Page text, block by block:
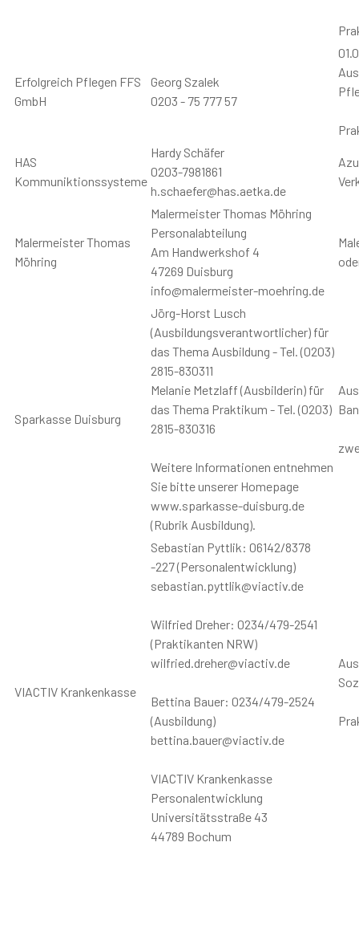
Erfolgreich Pflegen FFS
GmbH
Georg Szalek
0203 - 75 777 57
HAS
Kommuniktionssysteme
Hardy Schäfer
0203-7981861
h.schaefer@has.aetka.de
Malermeister Thomas
Möhring
Malermeister Thomas Möhring
Personalabteilung
Am Handwerkshof 4
47269 Duisburg
info@malermeister-moehring.de
Sparkasse Duisburg
Jörg-Horst Lusch
(Ausbildungsverantwortlicher) für
das Thema Ausbildung - Tel. (0203)
2815-830311
Melanie Metzlaff (Ausbilderin) für
das Thema Praktikum - Tel. (0203)
2815-830316
Weitere Informationen entnehmen
Sie bitte unserer Homepage
www.sparkasse-duisburg.de
(Rubrik Ausbildung).
VIACTIV Krankenkasse
Sebastian Pyttlik: 06142/8378
-227 (Personalentwicklung)
sebastian.pyttlik@viactiv.de
Wilfried Dreher: 0234/479-2541
(Praktikanten NRW)
wilfried.dreher@viactiv.de
Bettina Bauer: 0234/479-2524
(Ausbildung)
bettina.bauer@viactiv.de
VIACTIV Krankenkasse
Personalentwicklung
Universitätsstraße 43
44789 Bochum